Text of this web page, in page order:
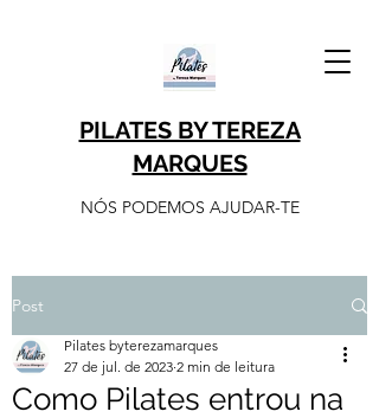
PILATES BY TEREZA
MARQUES
NÓS PODEMOS AJUDAR-TE
Post
Como Pilates entrou na
Pilates byterezamarques
27 de jul. de 2023 2 min de leitura